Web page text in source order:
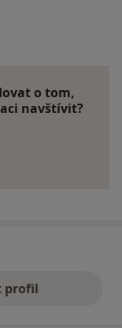
o tom,
navštívit?
profil